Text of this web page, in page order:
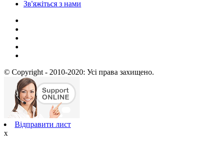
Зв'яжіться з нами
© Copyright - 2010-2020: Усі права захищено.
Відправити лист
x